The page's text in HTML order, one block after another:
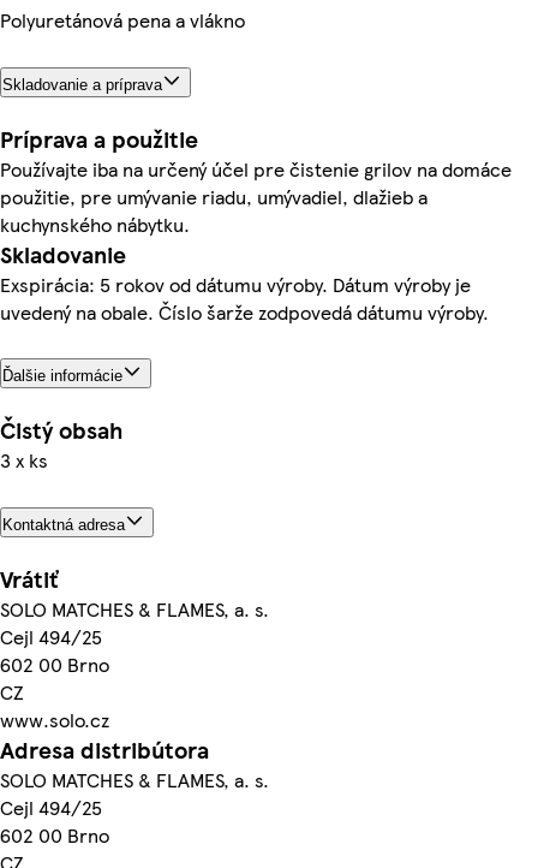
Polyuretánová pena a vlákno
Skladovanie a príprava
Príprava a použitie
Používajte iba na určený účel pre čistenie grilov na domáce
použitie, pre umývanie riadu, umývadiel, dlažieb a
kuchynského nábytku.
Skladovanie
Exspirácia: 5 rokov od dátumu výroby. Dátum výroby je
uvedený na obale. Číslo šarže zodpovedá dátumu výroby.
Ďalšie informácie
Čistý obsah
3 x ks
Kontaktná adresa
Vrátiť
SOLO MATCHES & FLAMES, a. s.
Cejl 494/25
602 00 Brno
CZ
www.solo.cz
Adresa distribútora
SOLO MATCHES & FLAMES, a. s.
Cejl 494/25
602 00 Brno